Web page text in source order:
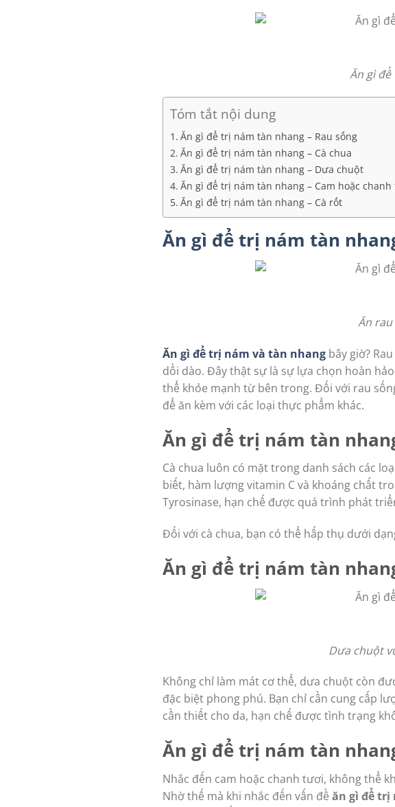
Ăn gì
Tóm tắt nội dung
Ăn gì để trị nám tàn nhang – Rau sống
Ăn gì để trị nám tàn nhang – Cà chua
Ăn gì để trị nám tàn nhang – Dưa chuột
Ăn gì để trị nám tàn nhang – Cam hoặc
Ăn gì để trị nám tàn nhang – Cà rốt
Ăn gì để trị nám tàn
Ăn
Ăn gì để trị nám và tàn nhang bây giờ?
dồi dào. Đây thật sự là sự lựa chọn hoàn
thể khỏe mạnh từ bên trong. Đối với rau
để ăn kèm với các loại thực phẩm khác.
Ăn gì để trị nám tàn
Cà chua luôn có mặt trong danh sách các
biết, hàm lượng vitamin C và khoáng chất
Tyrosinase, hạn chế được quá trình phát
Đối với cà chua, bạn có thể hấp thụ dưới
Ăn gì để trị nám tàn
Dưa chuột
Không chỉ làm mát cơ thể, dưa chuột còn
đặc biệt phong phú. Bạn chỉ cần cung cấp
cần thiết cho da, hạn chế được tình trạng
Ăn gì để trị nám tàn
Nhắc đến cam hoặc chanh tươi, không thể
Nhờ thế mà khi nhắc đến vấn đề ăn gì để trị